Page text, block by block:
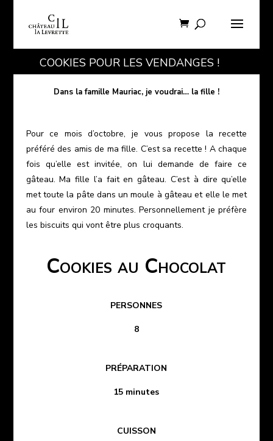
COOKIES POUR LES VENDANGES !
Dans la famille Mauriac, je voudrai… la fille !
Pour ce mois d’octobre, je vous propose la recette
préféré des amis de ma fille. C’est sa recette ! A chaque
fois qu’elle est invitée, on lui demande de faire ce
gâteau. Ma fille l’a fait en gâteau. C’est à dire qu’elle
met toute la pâte dans un moule à gâteau et elle le met
au four environ 20 minutes. Personnellement je préfère
les biscuits qui vont être plus croquants.
Cookies au Chocolat
PERSONNES
8
PRÉPARATION
15 minutes
CUISSON